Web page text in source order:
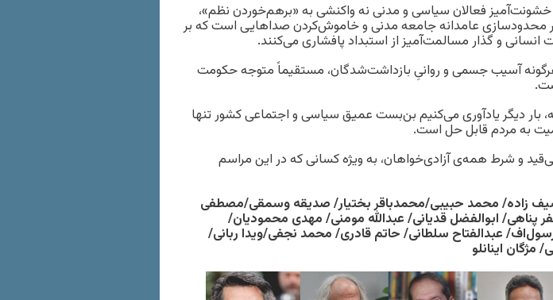
خشونت‌آمیز فعالان سیاسی و مدنی نه واکنشی به «برهم‌خوردن نظم»،
محدودسازی عامدانه جامعه مدنی و خاموش‌کردن صداهایی است که بر
و گذار مسالمت‌آمیز از استبداد پافشاری می‌کنند.
آسیب جسمی و روانیِ بازداشت‌شدگان‌، مستقیماً متوجه حکومت
بار دیگر یادآوری می‌کنیم بن‌بست عمیق سیاسی و اجتماعی کشور تنها
به مردم قابل حل است.
و شرط ‌همه‌ی آزادی‌خواهان، به ویژه کسانی که در این مراسم
زاده/ محمد حبیبی/محمدباقر بختیار/ صدیقه وسمقی/مصطفی
پناهی/ ابوالفضل قدیانی/ عبدالله مومنی/ مهدی محمودیان/
عبدالفتاح سلطانی/ حاتم قادری/ محمد نجفی/ویدا ربانی/
اینانلو